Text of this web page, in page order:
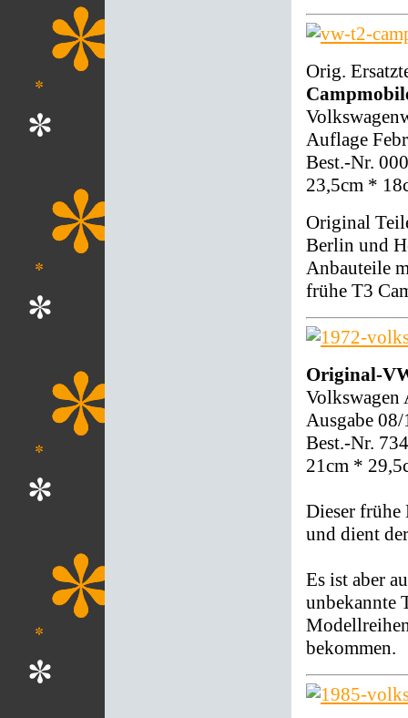
Orig.
Auflage
Best.-Nr.
23,5cm *
Original
Berlin und
Anbauteile
frühe T3
Original-
Volkswagen
Ausgabe
Best.-Nr.
21cm *
Dieser frühe
und dient
Es ist aber
unbekannte
bekommen.